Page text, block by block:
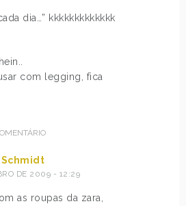
dia…” kkkkkkkkkkkkk
com legging, fica
DE 2009 - 12:29
as roupas da zara,